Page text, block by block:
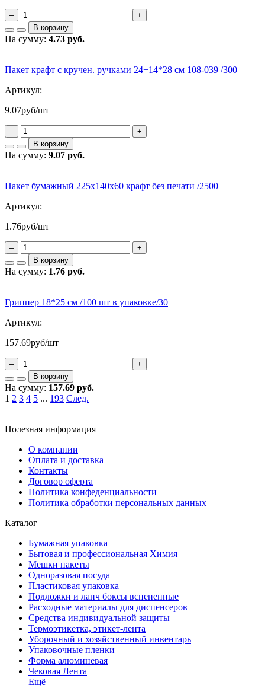
–
+
В корзину
На сумму: 4.73 руб.
Пакет крафт с кручен. ручками 24+14*28 см 108-039 /300
Артикул:
9.07руб/шт
–
+
В корзину
На сумму: 9.07 руб.
Пакет бумажный 225х140х60 крафт без печати /2500
Артикул:
1.76руб/шт
–
+
В корзину
На сумму: 1.76 руб.
Гриппер 18*25 см /100 шт в упаковке/30
Артикул:
157.69руб/шт
–
+
В корзину
На сумму: 157.69 руб.
1 2 3 4 5 ... 193 След.
Полезная информация
О компании
Оплата и доставка
Контакты
Договор оферта
Политика конфеденциальности
Политика обработки персональных данных
Каталог
Бумажная упаковка
Бытовая и профессиональная Химия
Мешки пакеты
Одноразовая посуда
Пластиковая упаковка
Подложки и ланч боксы вспененные
Расходные материалы для диспенсеров
Средства индивидуальной защиты
Термоэтикетка, этикет-лента
Уборочный и хозяйственный инвентарь
Упаковочные пленки
Форма алюминевая
Чековая Лента
Ещё